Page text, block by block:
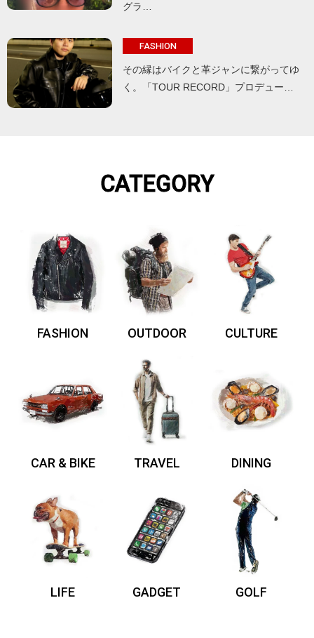
グラ…
FASHION
その縁はバイクと革ジャンに繋がってゆ
く。「TOUR RECORD」プロデュー…
CATEGORY
FASHION OUTDOOR CULTURE
CAR & BIKE TRAVEL DINING
LIFE GADGET GOLF